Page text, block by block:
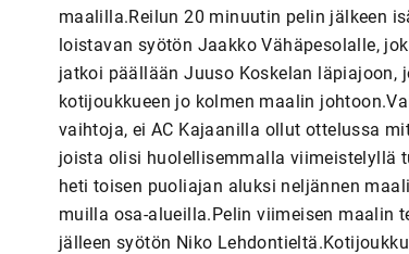
maalilla.Reilun 20 minuutin pelin jälkeen
loistavan syötön Jaakko Vähäpesolalle,
jatkoi päällään Juuso Koskelan läpiajoon,
kotijoukkueen jo kolmen maalin
vaihtoja, ei AC Kajaanilla ollut ottelussa
joista olisi huolellisemmalla viimeistelyllä
heti toisen puoliajan aluksi neljännen
muilla osa-alueilla.Pelin viimeisen maalin
jälleen syötön Niko